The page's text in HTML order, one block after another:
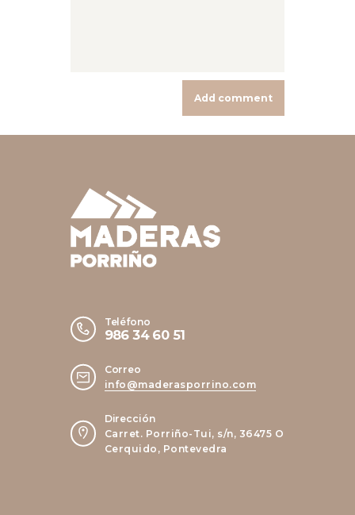
Teléfono
986 34 60 51
Correo
info@maderasporrino.com
Dirección
Carret. Porriño-Tui, s/n, 36475 O
Cerquido, Pontevedra